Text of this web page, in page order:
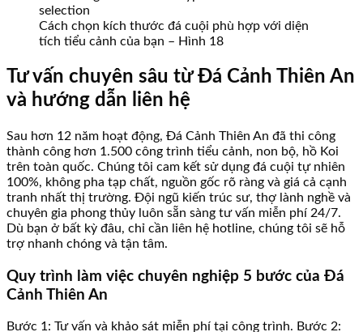
Cách chọn kích thước đá cuội phù hợp với diện
tích tiểu cảnh của bạn – Hình 18
Tư vấn chuyên sâu từ Đá Cảnh Thiên An
và hướng dẫn liên hệ
Sau hơn 12 năm hoạt động, Đá Cảnh Thiên An đã thi công
thành công hơn 1.500 công trình tiểu cảnh, non bộ, hồ Koi
trên toàn quốc. Chúng tôi cam kết sử dụng đá cuội tự nhiên
100%, không pha tạp chất, nguồn gốc rõ ràng và giá cả cạnh
tranh nhất thị trường. Đội ngũ kiến trúc sư, thợ lành nghề và
chuyên gia phong thủy luôn sẵn sàng tư vấn miễn phí 24/7.
Dù bạn ở bất kỳ đâu, chỉ cần liên hệ hotline, chúng tôi sẽ hỗ
trợ nhanh chóng và tận tâm.
Quy trình làm việc chuyên nghiệp 5 bước của Đá
Cảnh Thiên An
Bước 1: Tư vấn và khảo sát miễn phí tại công trình. Bước 2: